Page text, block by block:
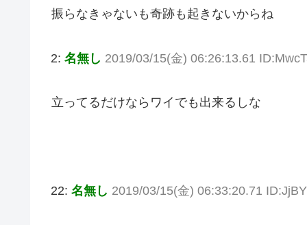
振らなきゃないも奇跡も起きないからね
2: 名無し 2019/03/15(金) 06:26:13.61
立ってるだけならワイでも出来るしな
22: 名無し 2019/03/15(金) 06:33:20.71